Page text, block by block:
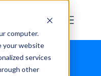
computer.
your website
services
other